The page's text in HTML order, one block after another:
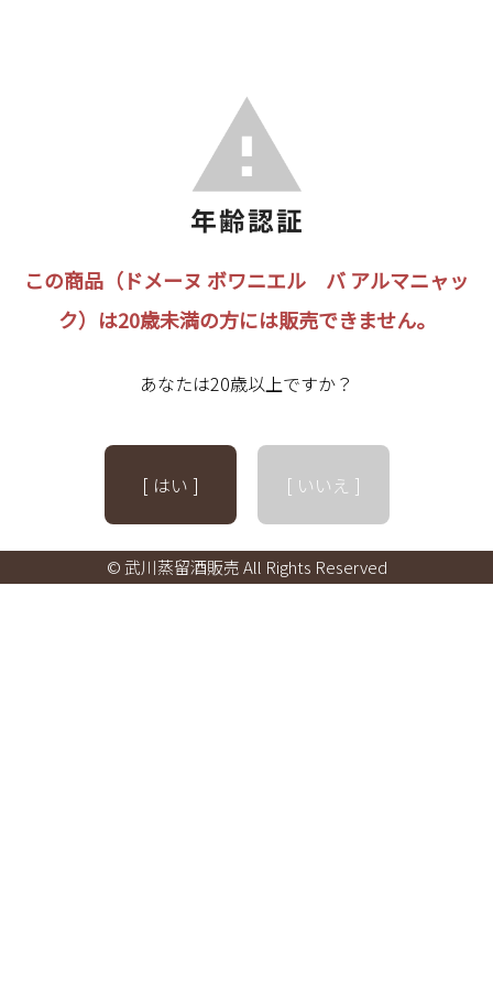
この商品（ドメーヌ ボワニエル バ アルマニャッ
ク）は20歳未満の方には販売できません。
あなたは20歳以上ですか？
[ はい ] [ いいえ ]
© 武川蒸留酒販売 All Rights Reserved